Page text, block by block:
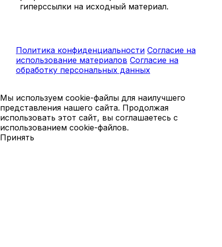
гиперссылки на исходный материал.
Политика конфиденциальности Согласие на
использование материалов Согласие на
обработку персональных данных
Мы используем cookie-файлы для наилучшего
представления нашего сайта. Продолжая
использовать этот сайт, вы соглашаетесь с
использованием cookie-файлов.
Принять